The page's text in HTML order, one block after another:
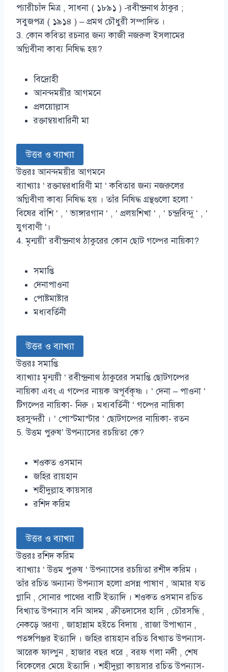
প্যারীচাঁদ মিত্র , সাধনা ( ১৮৯১ ) -রবীন্দ্রনাথ ঠাকুর ;
সবুজপত্র ( ১৯১৪ ) – প্রমথ চৌধুরী সম্পাদিত ।
3. কোন কবিতা রচনার জন্য কাজী নজরুল ইসলামের
অগ্নিবীনা কাব্য নিষিদ্ধ হয়?
বিদ্রোহী
আনন্দময়ীর আগমনে
প্রলয়োল্লাস
রক্তাম্বয়ধারিনী মা
উত্তর ও ব্যাখ্যা
উত্তরঃ আনন্দময়ীর আগমনে
ব্যাখ্যাঃ ‘ রক্তাম্বরধারিণী মা ‘ কবিতার জন্য নজরুলের
অগ্নিবীণা কাব্য নিষিদ্ধ হয় । তাঁর নিষিদ্ধ গ্রন্থগুলো হলো ‘
বিষের বাঁশি ‘ , ‘ ভাঙ্গারগান ‘ , ‘ প্রলয়শিখা ‘ , ‘ চন্দ্রবিন্দু ‘ , ‘
যুগবাণী ‘।
4. মৃন্ময়ী’ রবীন্দ্রনাথ ঠাকুরের কোন ছোট গল্পের নায়িকা?
সমাপ্তি
দেনাপাওনা
পোষ্টমাষ্টার
মধ্যবর্তিনী
উত্তর ও ব্যাখ্যা
উত্তরঃ সমাপ্তি
ব্যাখ্যাঃ মৃন্ময়ী ‘ রবীন্দ্রনাথ ঠাকুরের সমাপ্তি ছোটগল্পের
নায়িকা এবং এ গল্পের নায়ক অপূর্বকৃষ্ণ । ‘ দেনা – পাওনা ‘
টিগল্পের নায়িকা- নিরু । মধ্যবর্তিনী ‘ গল্পের নায়িকা
হরসুন্দরী । ‘ পোস্টমাস্টার ‘ ছোটগল্পের নায়িকা- রতন
5. ‌‌‌‌‍‌উত্তম পুরুষ’ উপন্যাসের রচয়িতা কে?
শওকত ওসমান
জহির রায়হান
শহীদুল্লাহ কায়সার
রশিদ করিম
উত্তর ও ব্যাখ্যা
উত্তরঃ রশিদ করিম
ব্যাখ্যাঃ ‘ উত্তম পুরুষ ‘ উপন্যাসের রচয়িতা রশীদ করিম ।
তাঁর রচিত অন্যান্য উপন্যাস হলো প্রসন্ন পাষাণ , আমার যত
গ্লানি , সোনার পাথের বাটি ইত্যাদি । শওকত ওসমান রচিত
বিখ্যাত উপন্যাস বনি আদম , ক্রীতদাসের হাসি , চৌরসন্ধি ,
নেকড়ে অরণ্য , জাহান্নাম হইতে বিদায় , রাজা উপাখ্যান ,
পতঙ্গপিঞ্জর ইত্যাদি । জহির রায়হান রচিত বিখ্যাত উপন্যাস-
আরেক ফাল্গুন , হাজার বছর ধরে , বরফ গলা নদী , শেষ
বিকেলের মেয়ে ইত্যাদি । শহীদুল্লা কায়সার রচিত উপন্যাস-